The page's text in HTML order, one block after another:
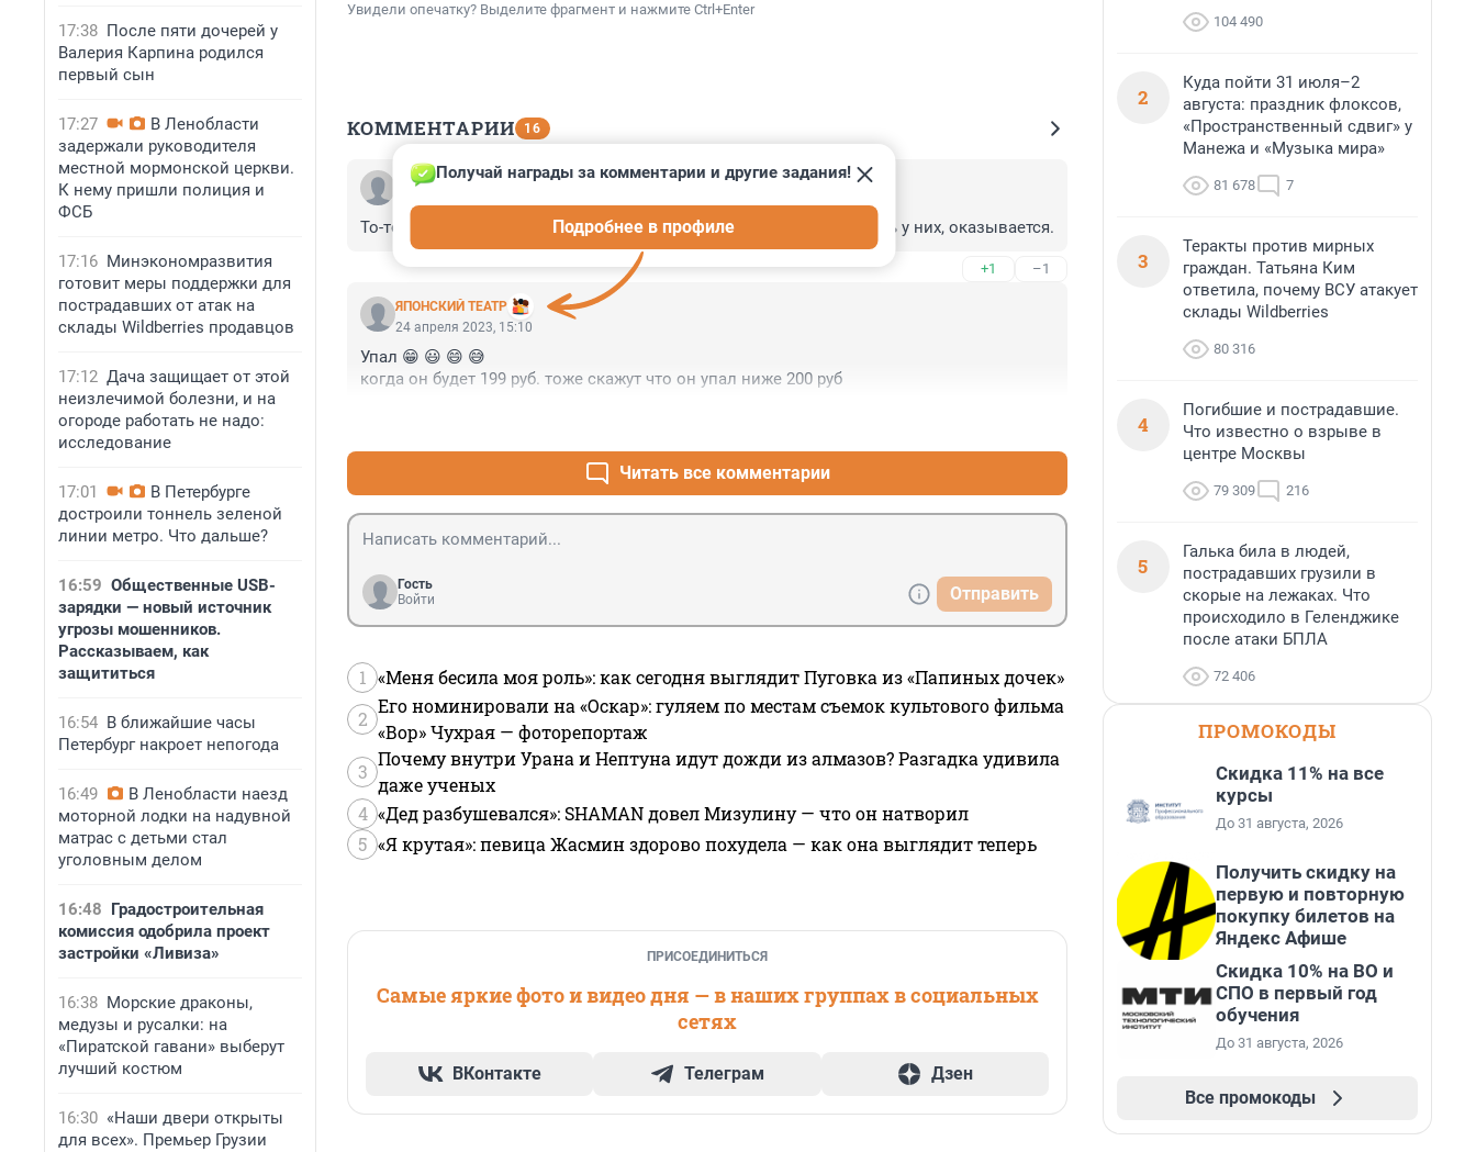
17:38 После пяти дочерей у
Валерия Карпина родился
первый сын
17:27
В Ленобласти
задержали руководителя
местной мормонской церкви.
К нему пришли полиция и
ФСБ
17:16 Минэкономразвития
готовит меры поддержки для
пострадавших от атак на
склады Wildberries продавцов
17:12 Дача защищает от этой
неизлечимой болезни, и на
огороде работать не надо:
исследование
17:01
В Петербурге
достроили тоннель зеленой
линии метро. Что дальше?
16:59 Общественные USB-
зарядки — новый источник
угрозы мошенников.
Рассказываем, как
защититься
16:54 В ближайшие часы
Петербург накроет непогода
16:49
В Ленобласти наезд
моторной лодки на надувной
матрас с детьми стал
уголовным делом
16:48 Градостроительная
комиссия одобрила проект
застройки «Ливиза»
16:38 Морские драконы,
медузы и русалки: на
«Пиратской гавани» выберут
лучший костюм
16:30 «Наши двери открыты
для всех». Премьер Грузии
Увидели опечатку? Выделите фрагмент и нажмите Ctrl+Enter
КОММЕНТАРИИ 16
Гость
То-то смотрю "патриоты" под откнами с гармошками ходят. Радость у них, оказывается.
+1 –1
ЯПОНСКИЙ ТЕАТР
Получай награды за комментарии и другие задания!
Подробнее в профиле
24 апреля 2023, 15:10
Упал 😁 😃 😄 😅
когда он будет 199 руб. тоже скажут что он упал ниже 200 руб
Читать все комментарии
Гость
Войти
Отправить
1 «Меня бесила моя роль»: как сегодня выглядит Пуговка из «Папиных дочек»
2
Его номинировали на «Оскар»: гуляем по местам съемок культового фильма
«Вор» Чухрая — фоторепортаж
3
Почему внутри Урана и Нептуна идут дожди из алмазов? Разгадка удивила
даже ученых
4 «Дед разбушевался»: SHAMAN довел Мизулину — что он натворил
5 «Я крутая»: певица Жасмин здорово похудела — как она выглядит теперь
ПРИСОЕДИНИТЬСЯ
Самые яркие фото и видео дня — в наших группах в социальных
сетях
ВКонтакте Телеграм Дзен
104 490
2
Куда пойти 31 июля–2
августа: праздник флоксов,
«Пространственный сдвиг» у
Манежа и «Музыка мира»
81 678 7
3
Теракты против мирных
граждан. Татьяна Ким
ответила, почему ВСУ атакует
склады Wildberries
80 316
4
Погибшие и пострадавшие.
Что известно о взрыве в
центре Москвы
79 309 216
5
Галька била в людей,
пострадавших грузили в
скорые на лежаках. Что
происходило в Геленджике
после атаки БПЛА
72 406
ПРОМОКОДЫ
Скидка 11% на все
курсы
До 31 августа, 2026
Получить скидку на
первую и повторную
покупку билетов на
Яндекс Афише
Скидка 10% на ВО и
СПО в первый год
обучения
До 31 августа, 2026
Все промокоды